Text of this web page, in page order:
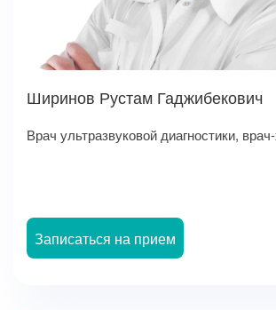
Ширинов Рустам Гаджибекович
Врач ультразвуковой диагностики,
Записаться на прием